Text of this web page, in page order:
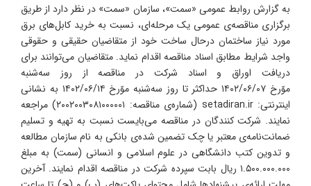
به گزارش روابط عمومی «سمت»، سازمان «سمت» در نظر دارد از طریق
برگزاری مناقصه‌ی عمومی یک مرحله‌ای، نسبت به خرید کابل‌های برق
مورد نیاز ساختمان درحال ساخت خود از متقاضیان حقیقی و حقوقی
واجد شرایط مطابق اسناد مناقصه اقدام نماید. متقاضیان می‌توانند برای
دریافت اوراق و اسناد شرکت در مناقصه از روز سه‌شنبه
موّرخ ۱۴۰۲/۰۶/۰۷ حداکثر تا روز سه‌شنبه موّرخ ۱۴۰۲/۰۶/۱۴ به نشانی
اینترنتی: setadiran.ir (شماره‌ی مناقصه: ۲۰۰۲۰۰۳۰۸۱۰۰۰۰۰۱) مراجعه
نمایند. شرکت کنندگان در مناقصه می‌بایست نسبت به تهیه و تسلیم
ضمانت‌نامه‌ی معتبر یا چک تضمین شده‌ی بانکی به نام سازمان مطالعه
و تدوین کتب دانشگاهی در علوم اسلامی و انسانی (سمت) به مبلغ
۱.۵۰۰.۰۰۰.۰۰۰ ریال بابت سپرده شرکت در مناقصه اقدام نمایند. آخرین